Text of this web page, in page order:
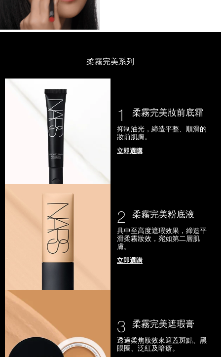
柔霧完美系列
1 柔霧完美妝前底霜
抑制油光，締造平整、順滑的
妝前肌膚。
立即選購
2 柔霧完美粉底液
具中至高度遮瑕效果，締造平
滑柔霧妝效，宛如第二層肌
膚。
立即選購
3 柔霧完美遮瑕膏
透過柔焦妝效來遮蓋斑點、黑
眼圈、泛紅及暗瘡。